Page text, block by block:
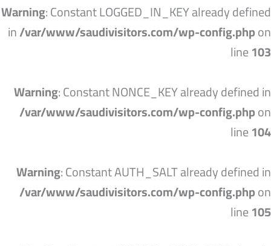
Warning: Constant LOGGED_IN_KEY already defined
in/var/www/saudivisitors.com/wp-config.phpon
line103
Warning: Constant NONCE_KEY already defined in
/var/www/saudivisitors.com/wp-config.phpon
line104
Warning: Constant AUTH_SALT already defined in
/var/www/saudivisitors.com/wp-config.phpon
line105